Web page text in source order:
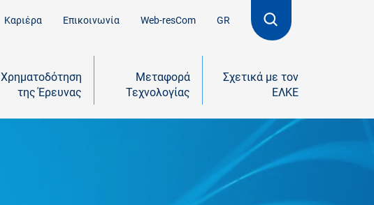
Καριέρα Επικοινωνία Web-resCom GR
Χρηματοδότηση
της Έρευνας
Μεταφορά
Τεχνολογίας
Σχετικά με τον
ΕΛΚΕ